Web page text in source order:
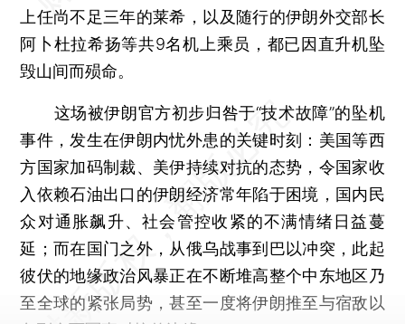
上任尚不足三年的莱希，以及随行的伊朗外交部长
阿卜杜拉希扬等共9名机上乘员，都已因直升机坠
毁山间而殒命。
这场被伊朗官方初步归咎于“技术故障”的坠机
事件，发生在伊朗内忧外患的关键时刻：美国等西
方国家加码制裁、美伊持续对抗的态势，令国家收
入依赖石油出口的伊朗经济常年陷于困境，国内民
众对通胀飙升、社会管控收紧的不满情绪日益蔓
延；而在国门之外，从俄乌战事到巴以冲突，此起
彼伏的地缘政治风暴正在不断堆高整个中东地区乃
至全球的紧张局势，甚至一度将伊朗推至与宿敌以